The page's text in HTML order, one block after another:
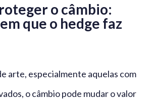
o câmbio:
que o hedge faz
arte, especialmente aquelas com
o câmbio pode mudar o valor